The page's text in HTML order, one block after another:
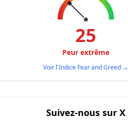
25
Peur extrême
Voir l'Indice Fear and Greed →
Suivez-nous sur X